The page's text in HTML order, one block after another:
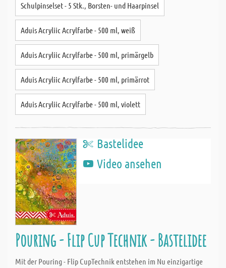
Schulpinselset - 5 Stk., Borsten- und Haarpinsel
Aduis Acryliic Acrylfarbe - 500 ml, weiß
Aduis Acryliic Acrylfarbe - 500 ml, primärgelb
Aduis Acryliic Acrylfarbe - 500 ml, primärrot
Aduis Acryliic Acrylfarbe - 500 ml, violett
Bastelidee
Video ansehen
Pouring - Flip Cup Technik - Bastelidee
Mit der Pouring - Flip CupTechnik entstehen im Nu einzigartige